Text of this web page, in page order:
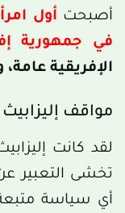
أصبحت أول
في جمهورية
الإفريقية
مواقف
لقد كانت
تخشى التعبير
أي سياسة